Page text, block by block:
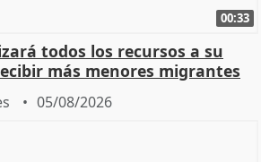
00:33
todos los recursos a su
más menores migrantes
05/08/2026